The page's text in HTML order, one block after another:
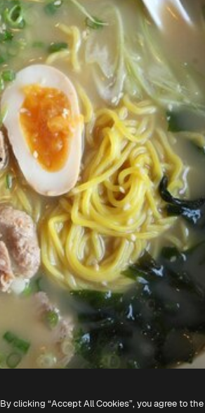
By clicking “Accept All Cookies”, you agree to